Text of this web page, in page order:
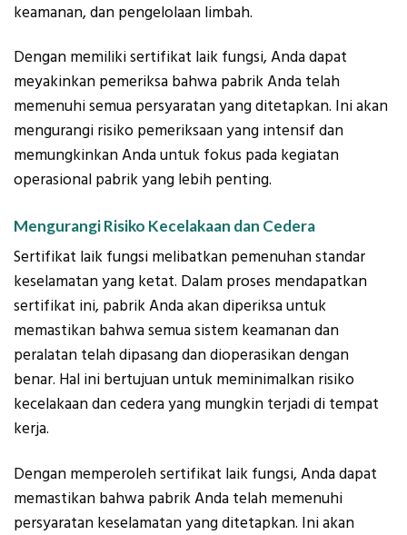
keamanan, dan pengelolaan limbah.
Dengan memiliki sertifikat laik fungsi, Anda dapat
meyakinkan pemeriksa bahwa pabrik Anda telah
memenuhi semua persyaratan yang ditetapkan. Ini akan
mengurangi risiko pemeriksaan yang intensif dan
memungkinkan Anda untuk fokus pada kegiatan
operasional pabrik yang lebih penting.
Mengurangi Risiko Kecelakaan dan Cedera
Sertifikat laik fungsi melibatkan pemenuhan standar
keselamatan yang ketat. Dalam proses mendapatkan
sertifikat ini, pabrik Anda akan diperiksa untuk
memastikan bahwa semua sistem keamanan dan
peralatan telah dipasang dan dioperasikan dengan
benar. Hal ini bertujuan untuk meminimalkan risiko
kecelakaan dan cedera yang mungkin terjadi di tempat
kerja.
Dengan memperoleh sertifikat laik fungsi, Anda dapat
memastikan bahwa pabrik Anda telah memenuhi
persyaratan keselamatan yang ditetapkan. Ini akan